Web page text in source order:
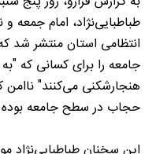
طباطبایی‌نژاد، امام جمعه و
انتظامی استان منتشر شد
جامعه را برای کسانی که
هنجارشکنی می‌کنند" ناامن
حجاب در سطح جامعه